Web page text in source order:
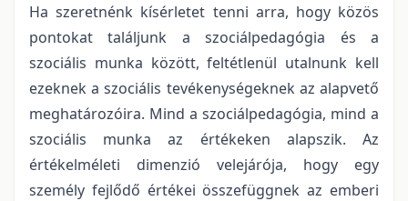
Ha szeretnénk kísérletet tenni arra, hogy közös
pontokat találjunk a szociálpedagógia és a
szociális munka között, feltétlenül utalnunk kell
ezeknek a szociális tevékenységeknek az alapvető
meghatározóira. Mind a szociálpedagógia, mind a
szociális munka az értékeken alapszik. Az
értékelméleti dimenzió velejárója, hogy egy
személy fejlődő értékei összefüggnek az emberi